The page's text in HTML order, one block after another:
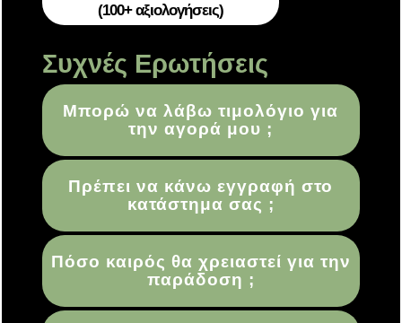
(100+ αξιολογήσεις)
Συχνές Ερωτήσεις
Μπορώ να λάβω τιμολόγιο για
την αγορά μου ;
Πρέπει να κάνω εγγραφή στο
κατάστημα σας ;
Πόσο καιρός θα χρειαστεί για την
παράδοση ;